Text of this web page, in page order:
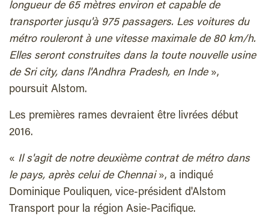
longueur de 65 mètres environ et capable de
transporter jusqu'à 975 passagers. Les voitures du
métro rouleront à une vitesse maximale de 80 km/h.
Elles seront construites dans la toute nouvelle usine
de Sri city, dans l'Andhra Pradesh, en Inde »,
poursuit Alstom.
Les premières rames devraient être livrées début
2016.
« Il s'agit de notre deuxième contrat de métro dans
le pays, après celui de Chennai », a indiqué
Dominique Pouliquen, vice-président d'Alstom
Transport pour la région Asie-Pacifique.